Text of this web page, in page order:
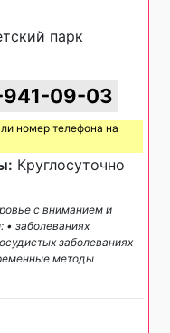
парк
09-03
номер телефона на
Круглосуточно
с вниманием и
заболеваниях
заболеваниях
методы